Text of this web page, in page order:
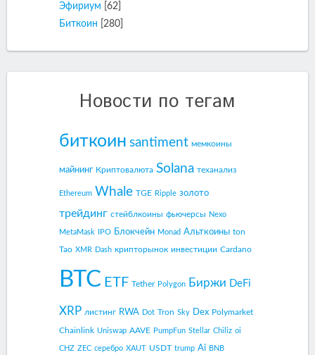
Эфириум
[62]
Биткоин
[280]
Новости по тегам
биткоин santiment мемкоины
майнинг Криптовалюта Solana теханализ
Ethereum Whale TGE Ripple золото
трейдинг стейблкоины фьючерсы Nexo
MetaMask IPO Блокчейн Monad Альткоины ton
Tao XMR Dash крипторынок инвестиции Cardano
BTC ETF Tether Polygon Биржи DeFi
XRP листинг RWA Dot Tron Sky Dex Polymarket
Chainlink Uniswap AAVE PumpFun Stellar Chiliz oi
CHZ ZEC серебро XAUT USDT trump Ai BNB